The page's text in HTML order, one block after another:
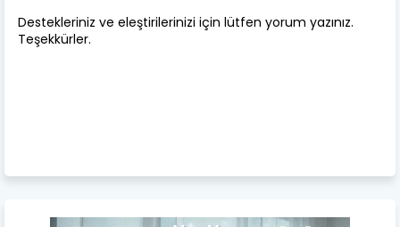
Destekleriniz ve eleştirilerinizi için lütfen yorum yazınız.
Teşekkürler.